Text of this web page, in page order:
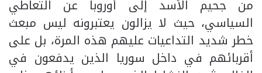
من جحيم الأسد إلى أوروبا عن التعاطي
السياسي، حيث لا يزالون يعتبرونه ليس مبعث
خطر شديد التداعيات عليهم هذه المرة، بل على
أقربائهم في داخل سوريا الذين يدفعون في